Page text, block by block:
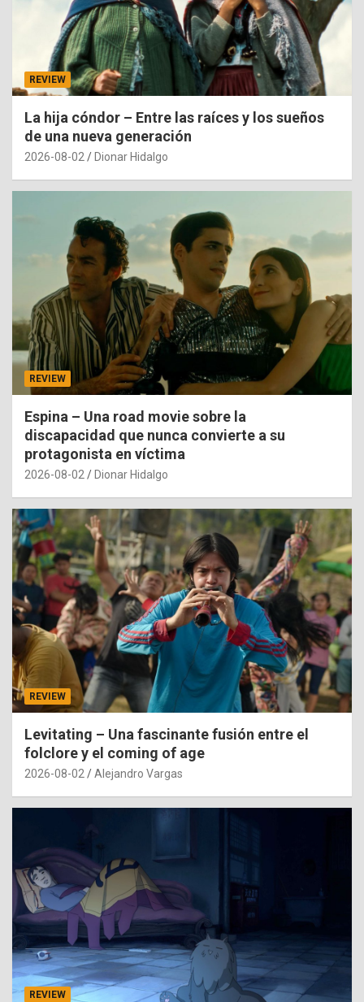
REVIEW
La hija cóndor – Entre las raíces y los sueños
de una nueva generación
2026-08-02 Dionar Hidalgo
REVIEW
Espina – Una road movie sobre la
discapacidad que nunca convierte a su
protagonista en víctima
2026-08-02 Dionar Hidalgo
REVIEW
Levitating – Una fascinante fusión entre el
folclore y el coming of age
2026-08-02 Alejandro Vargas
REVIEW